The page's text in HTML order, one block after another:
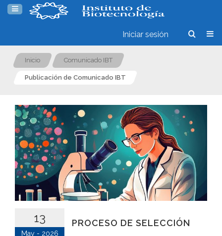
Iniciar sesión
Inicio Comunicado IBT
Publicación de Comunicado IBT
13
May - 2026
PROCESO DE SELECCIÓN